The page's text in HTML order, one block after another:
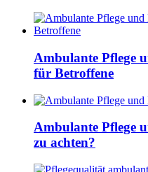
Ambulante Pflege
für Betroffene
Ambulante Pflege
zu achten?